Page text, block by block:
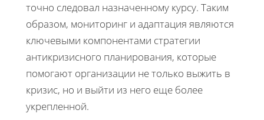
точно следовал назначенному курсу. Таким
образом, мониторинг и адаптация являются
ключевыми компонентами стратегии
антикризисного планирования, которые
помогают организации не только выжить в
кризис, но и выйти из него еще более
укрепленной.